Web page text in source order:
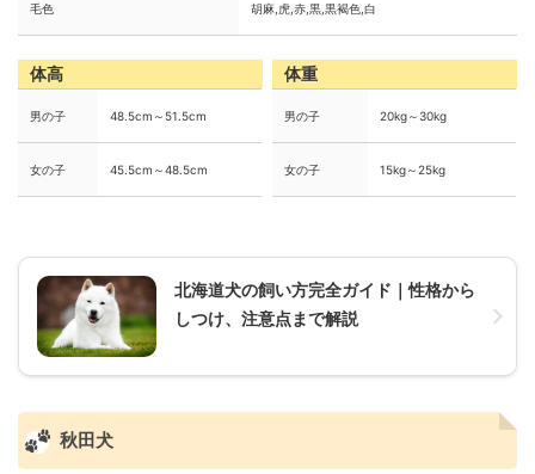
毛色 胡麻,虎,赤,黒,黒褐色,白
体高
男の子 48.5cm～51.5cm
女の子 45.5cm～48.5cm
体重
男の子 20kg～30kg
女の子 15kg～25kg
北海道犬の飼い方完全ガイド｜性格から
しつけ、注意点まで解説
秋田犬